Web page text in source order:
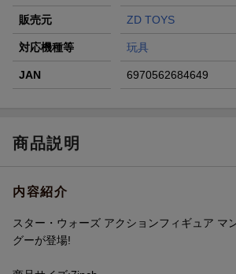
【楽天24】日用品の楽天24と楽天ブック
ーポン★
販売元 ZD TOYS
対応機種等 玩具
JAN 6970562684649
商品説明
内容紹介
スター・ウォーズ アクションフィギュア マ
グーが登場!